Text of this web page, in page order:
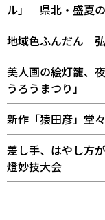
ル」 県北・盛夏の
地域色ふんだん
美人画の絵灯籠、
うろうまつり」
新作「猿田彦」堂
差し手、はやし方
燈妙技大会